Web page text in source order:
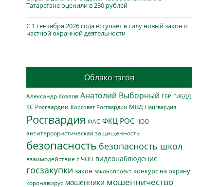
Татарстане оценили в 230 рублей
С 1 сентября 2026 года вступает в силу новый закон о
частной охранной деятельности
Облако тэгов
Александр Козлов Анатолий Выборный ГБР ГИБДД
КС Росгвардии Корсовет Росгвардии МВД Нацгвардия
Росгвардия ФАС ФКЦ РОС ЧОО
антитеррористическая защищенность
безопасность безопасность школ
взаимодействие с ЧОП видеонаблюдение
госзакупки закон законопроект конкурс на охрану
коронавирус мошенники мошенничество